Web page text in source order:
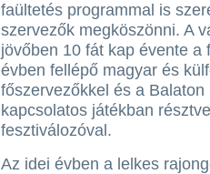
faültetés programmal is
szervezők megköszönni. A
jövőben 10 fát kap évente
évben fellépő magyar és
főszervezőkkel és a
kapcsolatos játékban
fesztiválozóval.
Az idei évben a lelkes